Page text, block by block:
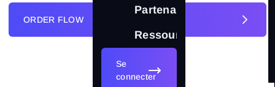
Partenariat
Ressources
Se
connecter
GRAPHIQUES FOOTPRINT
ORDER FLOW